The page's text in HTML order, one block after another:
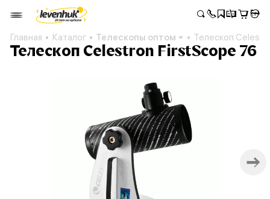
Главная Каталог Телескопы оптом Телескоп
Телескоп Celestron FirstScope 76